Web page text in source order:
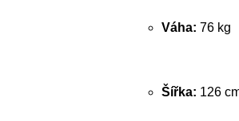
Váha: 76 kg
Šířka: 126